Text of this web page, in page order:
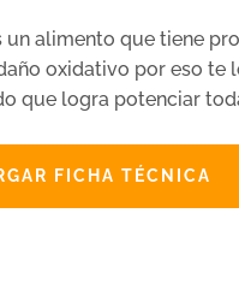
un alimento que tiene
oxidativo por eso te
que logra potenciar
FICHA TÉCNICA